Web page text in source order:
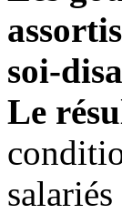
soi-
Le